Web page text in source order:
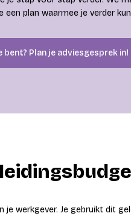
een plan waarmee je verder
Plan je adviesgesprek in!
je werkgever. Je gebruikt dit